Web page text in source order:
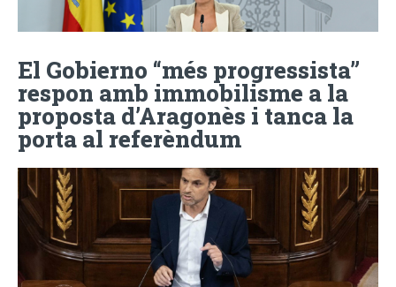
El Gobierno “més progressista”
respon amb immobilisme a la
proposta d’Aragonès i tanca la
porta al referèndum